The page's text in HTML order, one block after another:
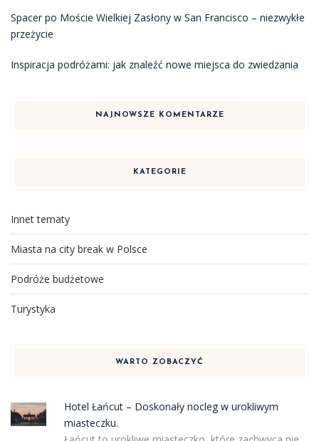
Spacer po Moście Wielkiej Zasłony w San Francisco – niezwykłe
przeżycie
Inspiracja podróżami: jak znaleźć nowe miejsca do zwiedzania
NAJNOWSZE KOMENTARZE
KATEGORIE
Innet tematy
Miasta na city break w Polsce
Podróże budżetowe
Turystyka
WARTO ZOBACZYĆ
Hotel Łańcut – Doskonały nocleg w urokliwym
miasteczku.